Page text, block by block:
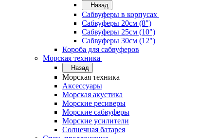
Назад
Сабвуферы в корпусах
Сабвуферы 20см (8")
Сабвуферы 25см (10")
Сабвуферы 30см (12")
Короба для сабвуферов
Морская техника
Назад
Морская техника
Аксессуары
Морская акустика
Морские ресиверы
Морские сабвуферы
Морские усилители
Солнечная батарея